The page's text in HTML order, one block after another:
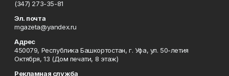
(347) 273-35-81
Эл. почта
mgazeta@yandex.ru
Адрес
450079, Республика Башкортостан, г. Уфа, ул. 50-летия
Октября, 13 (Дом печати, 8 этаж)
Рекламная служба